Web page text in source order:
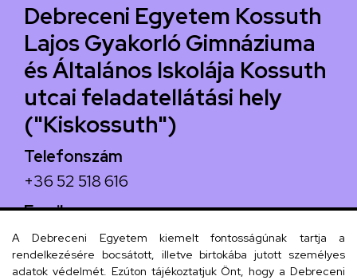
Debreceni Egyetem Kossuth
Lajos Gyakorló Gimnáziuma
és Általános Iskolája Kossuth
utcai feladatellátási hely
("Kiskossuth")
Telefonszám
+36 52 518 616
Email
iskola@kossuth-alt.unideb.hu
Cím
A Debreceni Egyetem kiemelt fontosságúnak tartja a
rendelkezésére bocsátott, illetve birtokába jutott személyes
adatok védelmét. Ezúton tájékoztatjuk Önt, hogy a Debreceni